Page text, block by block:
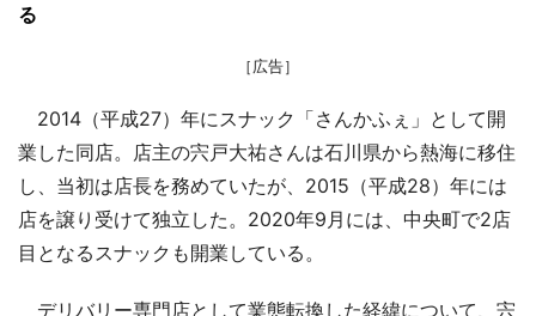
る
［広告］
2014（平成27）年にスナック「さんかふぇ」として開
業した同店。店主の宍戸大祐さんは石川県から熱海に移住
し、当初は店長を務めていたが、2015（平成28）年には
店を譲り受けて独立した。2020年9月には、中央町で2店
目となるスナックも開業している。
デリバリー専門店として業態転換した経緯について、宍